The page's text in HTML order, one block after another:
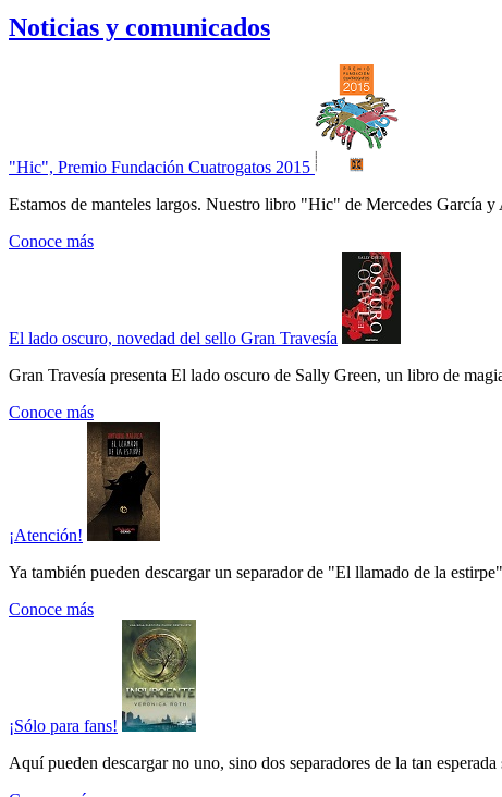
Noticias y comunicados
"Hic", Premio Fundación Cuatrogatos 2015
Estamos de manteles largos. Nuestro libro "Hic" de Mercedes García
Conoce más
El lado oscuro, novedad del sello Gran Travesía
Gran Travesía presenta El lado oscuro de Sally Green, un libro de
Conoce más
¡Atención!
Ya también pueden descargar un separador de "El llamado de la
Conoce más
¡Sólo para fans!
Aquí pueden descargar no uno, sino dos separadores de la tan